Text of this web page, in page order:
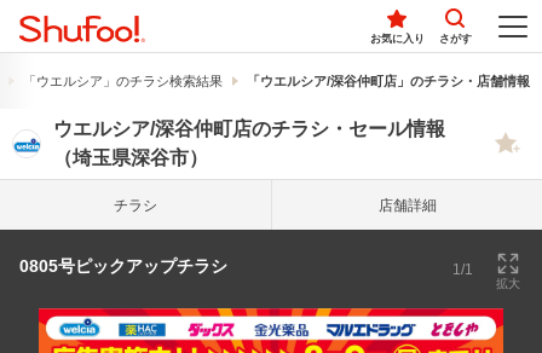
お気に入り さがす
「ウエルシア」のチラシ検索結果 「ウエルシア/深谷仲町店」のチラシ・店舗情報
ウエルシア/深谷仲町店のチラシ・セール情報
（埼玉県深谷市）
チラシ 店舗詳細
0805号ピックアップチラシ 1/1
拡大